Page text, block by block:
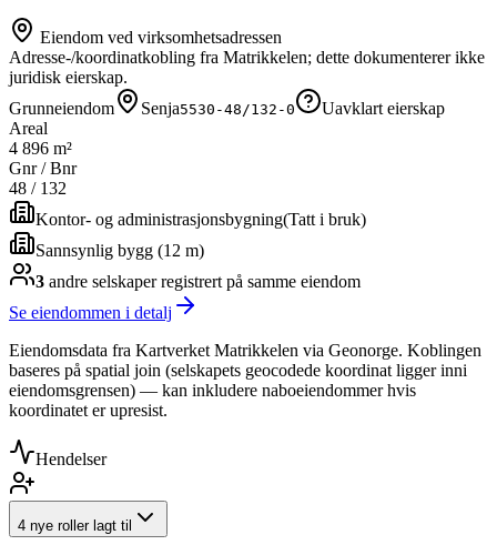
Eiendom ved virksomhetsadressen
Adresse-/koordinatkobling fra Matrikkelen; dette dokumenterer ikke
juridisk eierskap.
Grunneiendom
Senja5530-48/132-0
Uavklart eierskap
Areal
4 896 m²
Gnr / Bnr
48 / 132
Kontor- og administrasjonsbygning(Tatt i bruk)
Sannsynlig bygg (12 m)
3 andre selskaperregistrert på samme eiendom
Se eiendommen i detalj
Eiendomsdata fra Kartverket Matrikkelen via Geonorge. Koblingen
baseres på spatial join (selskapets geocodede koordinat ligger inni
eiendomsgrensen) — kan inkludere naboeiendommer hvis
koordinatet er upresist.
Hendelser
4 nye roller lagt til